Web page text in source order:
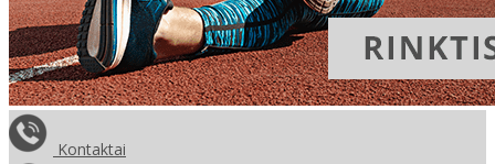
Kontaktai